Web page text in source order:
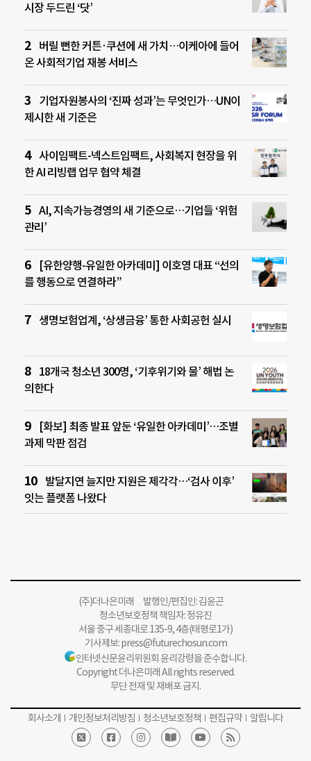
시장 두드린 ‘닷’
버릴 뻔한 커튼·쿠션에 새 가치…이케아에 들어
온 사회적기업 재봉 서비스
기업자원봉사의 ‘진짜 성과’는 무엇인가…UN이
제시한 새 기준은
사이임팩트-넥스트임팩트, 사회복지 현장을 위
한 AI 리빙랩 업무 협약 체결
AI, 지속가능경영의 새 기준으로…기업들 ‘위험
관리’
[유한양행-유일한 아카데미] 이호영 대표 “선의
를 행동으로 연결하라”
생명보험업계, ‘상생금융’ 통한 사회공헌 실시
18개국 청소년 300명, ‘기후위기와 물’ 해법 논
의한다
[화보] 최종 발표 앞둔 ‘유일한 아카데미’…조별
과제 막판 점검
발달지연 늘지만 지원은 제각각…‘검사 이후’
잇는 플랫폼 나왔다
(주)더나은미래 발행인/편집인: 김윤곤
청소년보호정책 책임자: 정유진
서울 중구 세종대로 135-9, 4층(태평로1가)
기사제보:press@futurechosun.com
인터넷신문윤리위원회 윤리강령을 준수합니다.
Copyright 더나은미래 All rights reserved.
무단 전재 및 재배포 금지.
회사소개 개인정보처리방침 청소년보호정책 편집규약 알립니다